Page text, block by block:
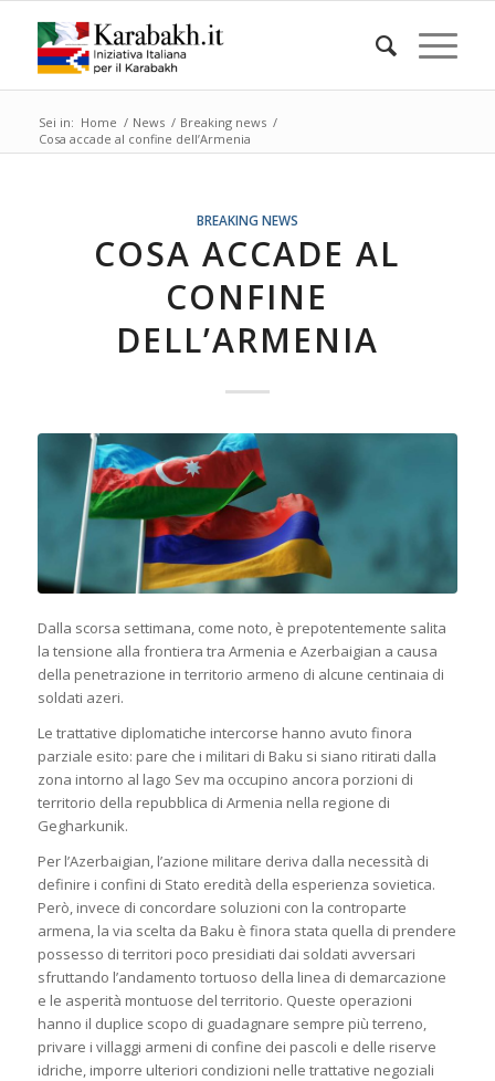
Sei in: Home / News / Breaking news /
Cosa accade al confine dell’Armenia
BREAKING NEWS
COSA ACCADE AL
CONFINE
DELL’ARMENIA
Dalla scorsa settimana, come noto, è prepotentemente salita
la tensione alla frontiera tra Armenia e Azerbaigian a causa
della penetrazione in territorio armeno di alcune centinaia di
soldati azeri.
Le trattative diplomatiche intercorse hanno avuto finora
parziale esito: pare che i militari di Baku si siano ritirati dalla
zona intorno al lago Sev ma occupino ancora porzioni di
territorio della repubblica di Armenia nella regione di
Gegharkunik.
Per l’Azerbaigian, l’azione militare deriva dalla necessità di
definire i confini di Stato eredità della esperienza sovietica.
Però, invece di concordare soluzioni con la controparte
armena, la via scelta da Baku è finora stata quella di prendere
possesso di territori poco presidiati dai soldati avversari
sfruttando l’andamento tortuoso della linea di demarcazione
e le asperità montuose del territorio. Queste operazioni
hanno il duplice scopo di guadagnare sempre più terreno,
privare i villaggi armeni di confine dei pascoli e delle riserve
idriche, imporre ulteriori condizioni nelle trattative negoziali